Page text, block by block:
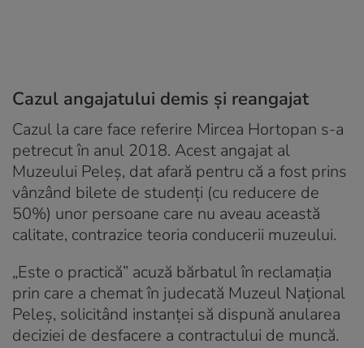
Cazul angajatului demis și reangajat
Cazul la care face referire Mircea Hortopan s-a
petrecut în anul 2018. Acest angajat al
Muzeului Peleș, dat afară pentru că a fost prins
vânzând bilete de studenți (cu reducere de
50%) unor persoane care nu aveau această
calitate, contrazice teoria conducerii muzeului.
„Este o practică” acuză bărbatul în reclamația
prin care a chemat în judecată Muzeul Naţional
Peleș, solicitând instanţei să dispună anularea
deciziei de desfacere a contractului de muncă.